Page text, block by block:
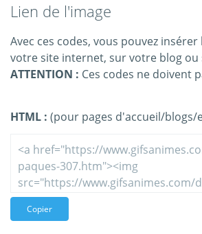
Lien de l'image
Avec ces codes, vous pouvez
votre site internet, sur votre blog ou
ATTENTION : Ces codes ne doivent
HTML : (pour pages d'accueil/blogs/
Copier